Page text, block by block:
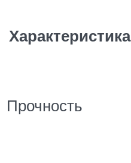
Характеристика
Прочность